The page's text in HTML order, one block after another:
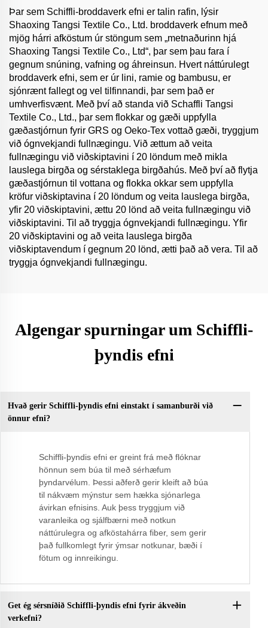
Þar sem Schiffli-broddaverk efni er talin rafin, lýsir
Shaoxing Tangsi Textile Co., Ltd. broddaverk efnum með
mjög hárri afköstum úr stöngum sem „metnaðurinn hjá
Shaoxing Tangsi Textile Co., Ltd“, þar sem þau fara í
gegnum snúning, vafning og áhreinsun. Hvert náttúrulegt
broddaverk efni, sem er úr lini, ramie og bambusu, er
sjónrænt fallegt og vel tilfinnandi, þar sem það er
umhverfisvænt. Með því að standa við Schaffli Tangsi
Textile Co., Ltd., þar sem flokkar og gæði uppfylla
gæðastjórnun fyrir GRS og Oeko-Tex vottað gæði, tryggjum
við ógnvekjandi fullnægingu. Við ættum að veita
fullnægingu við viðskiptavini í 20 löndum með mikla
lauslega birgða og sérstaklega birgðahús. Með því að flytja
gæðastjórnun til vottana og flokka okkar sem uppfylla
kröfur viðskiptavina í 20 löndum og veita lauslega birgða,
yfir 20 viðskiptavini, ættu 20 lönd að veita fullnægingu við
viðskiptavini. Til að tryggja ógnvekjandi fullnægingu. Yfir
20 viðskiptavini og að veita lauslega birgða
viðskiptavendum í gegnum 20 lönd, ætti það að vera. Til að
tryggja ógnvekjandi fullnægingu.
Algengar spurningar um Schiffli-
þyndis efni
Hvað gerir Schiffli-þyndis efni einstakt í samanburði við
önnur efni?
Schiffli-þyndis efni er greint frá með flóknar
hönnun sem búa til með sérhæfum
þyndarvélum. Þessi aðferð gerir kleift að búa
til nákvæm mýnstur sem hækka sjónarlega
ávirkan efnisins. Auk þess tryggjum við
varanleika og sjálfbærni með notkun
náttúrulegra og afköstahárra fiber, sem gerir
það fullkomlegt fyrir ýmsar notkunar, bæði í
fötum og innreikingu.
Get ég sérsníðið Schiffli-þyndis efni fyrir ákveðin
verkefni?